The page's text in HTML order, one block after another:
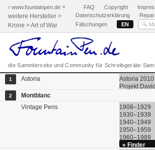
› www.fountainpen.de >
weitere Hersteller >
Krone > Art of War
FAQ Copyright
Datenschutzerklärung
Fälschungen
EN
die Sammlerseite und Community für Schreibgeräte-
1 Astoria
Astoria 2010
Projekt
2
Montblanc
Vintage Pens
1908–1929
1930–1939
1940–1949
1950–1959
1960–1989
» Finder